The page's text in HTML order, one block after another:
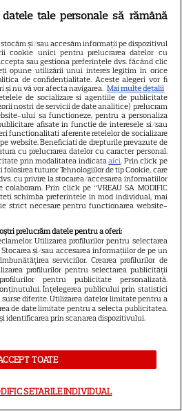
pe
fenomen care
audiență. Ce
Sezonul 2
PARTENERI
Urania | Previziuni
pentru perioada 1 –
august 2026. Venus va intra
zodia Balanței
tale personale să rămână
stocăm și/sau accesăm informații pe dispozitivul
cookie unici pentru prelucrarea datelor cu
sau gestiona preferințele dvs. făcând clic
opune utilizării unui interes legitim în orice
de confidențialitate. Aceste alegeri vor fi
și nu vă vor afecta navigarea. Mai multe detalii
de socializare si agentiile de publicitate
nostri de servicii de date analitice) prelucram
ului sa functioneze, pentru a personaliza
afisate in functie de interesele si/sau
functionalitati aferente retelelor de socializare
website. Beneficiati de drepturile prevazute de
cu prelucrarea datelor cu caracter personal.
prin modalitatea indicataaici. Prin click pe
folosirea tuturor Tehnologiilor de tip Cookie, care
cu privire la stocarea/accesarea informatiilor
Prin click pe “VREAU SA MODIFIC
schimba preferintele in mod individual, mai
strict necesare pentru functionarea website-
prelucrăm datele pentru a oferi:
Utilizarea profilurilor pentru selectarea
și/sau accesarea informațiilor de pe un
serviciilor. Crearea profilurilor de
profilurilor pentru selectarea publicității
pentru publicitate personalizată.
Înțelegerea publicului prin statistici
diferite. Utilizarea datelor limitate pentru a
de date limitate pentru a selecta publicitatea.
identificarea prin scanarea dispozitivului.
TOATE
SETARILE INDIVIDUAL